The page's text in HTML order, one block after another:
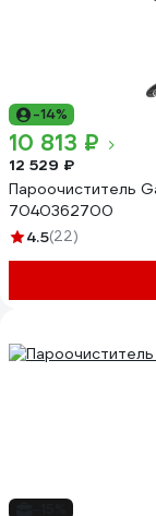
-14%
10 813 ₽
12 529 ₽
Пароочиститель
7040362700
4.5(22)